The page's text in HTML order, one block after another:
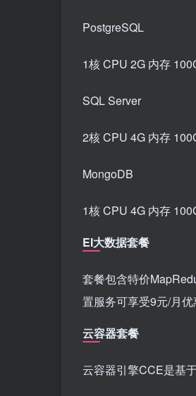
PostgreSQL
1核 CPU 2G 内存
SQL Server
2核 CPU 4G 内存
MongoDB
1核 CPU 4G 内存
EI大数据套餐
套餐包含特价
置服务可享受9元/月优
云容器套餐
云容器引擎CCE是基